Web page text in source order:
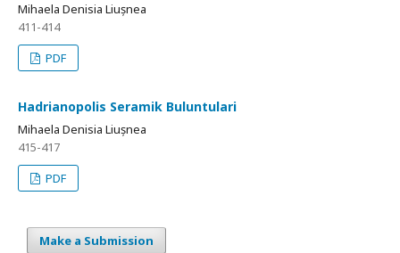
Mihaela Denisia Liușnea
411-414
PDF
Hadrianopolis Seramik Buluntulari
Mihaela Denisia Liușnea
415-417
PDF
Make a Submission